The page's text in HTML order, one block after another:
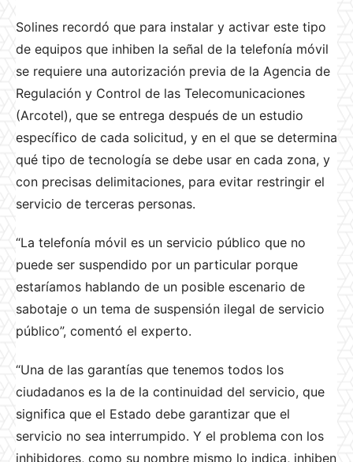
Solines recordó que para instalar y activar este tipo
de equipos que inhiben la señal de la telefonía móvil
se requiere una autorización previa de la Agencia de
Regulación y Control de las Telecomunicaciones
(Arcotel), que se entrega después de un estudio
específico de cada solicitud, y en el que se determina
qué tipo de tecnología se debe usar en cada zona, y
con precisas delimitaciones, para evitar restringir el
servicio de terceras personas.
“La telefonía móvil es un servicio público que no
puede ser suspendido por un particular porque
estaríamos hablando de un posible escenario de
sabotaje o un tema de suspensión ilegal de servicio
público”, comentó el experto.
“Una de las garantías que tenemos todos los
ciudadanos es la de la continuidad del servicio, que
significa que el Estado debe garantizar que el
servicio no sea interrumpido. Y el problema con los
inhibidores, como su nombre mismo lo indica, inhiben